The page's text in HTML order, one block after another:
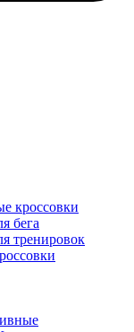
кроссовки
бега
тренировок